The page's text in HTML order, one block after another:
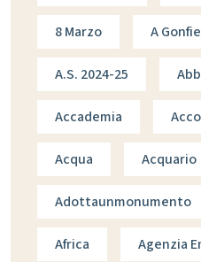
8 Marzo A
A.s. 2024-25
Accademia
Acqua Acquario
Adottaunmonumento
Africa Agenzia